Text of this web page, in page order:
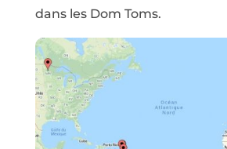
dans les Dom Toms.